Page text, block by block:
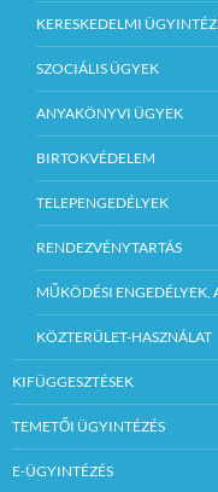
KERESKEDELMI
SZOCIÁLIS ÜGYEK
ANYAKÖNYVI ÜGYEK
BIRTOKVÉDELEM
TELEPENGEDÉLYEK
RENDEZVÉNYTARTÁS
MŰKÖDÉSI ENGEDÉLYEK,
KÖZTERÜLET-HASZNÁLAT
KIFÜGGESZTÉSEK
TEMETŐI ÜGYINTÉZÉS
E-ÜGYINTÉZÉS